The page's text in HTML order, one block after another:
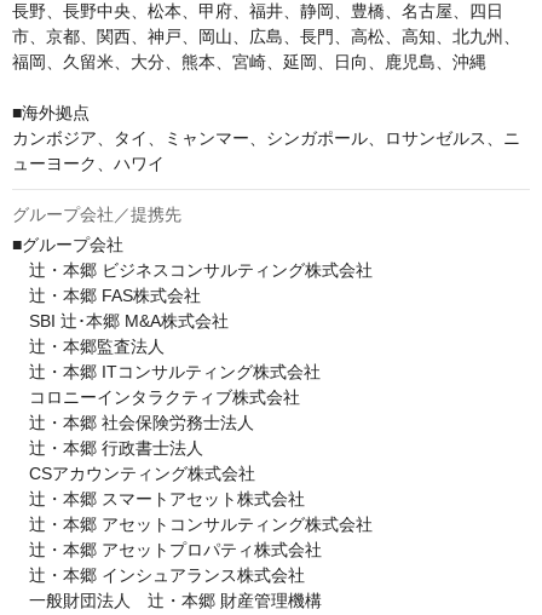
長野、長野中央、松本、甲府、福井、静岡、豊橋、名古屋、四日
市、京都、関西、神戸、岡山、広島、長門、高松、高知、北九州、
福岡、久留米、大分、熊本、宮崎、延岡、日向、鹿児島、沖縄
■海外拠点
カンボジア、タイ、ミャンマー、シンガポール、ロサンゼルス、ニ
ューヨーク、ハワイ
グループ会社／提携先
■グループ会社
辻・本郷 ビジネスコンサルティング株式会社
辻・本郷 FAS株式会社
SBI 辻･本郷 M&A株式会社
辻・本郷監査法人
辻・本郷 ITコンサルティング株式会社
コロニーインタラクティブ株式会社
辻・本郷 社会保険労務士法人
辻・本郷 行政書士法人
CSアカウンティング株式会社
辻・本郷 スマートアセット株式会社
辻・本郷 アセットコンサルティング株式会社
辻・本郷 アセットプロパティ株式会社
辻・本郷 インシュアランス株式会社
一般財団法人　辻・本郷 財産管理機構